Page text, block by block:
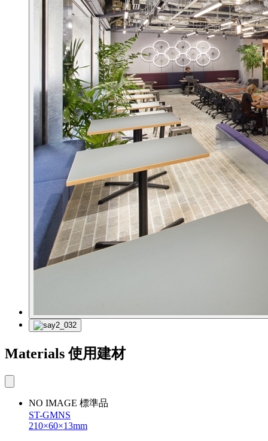
Materials 使用建材
NO IMAGE 標準品
ST-GMNS
210×60×13mm